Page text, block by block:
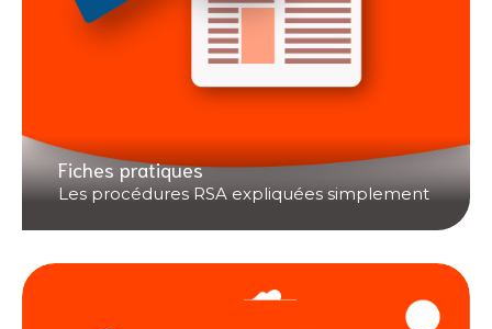
Fiches pratiques
Les procédures RSA expliquées simplement